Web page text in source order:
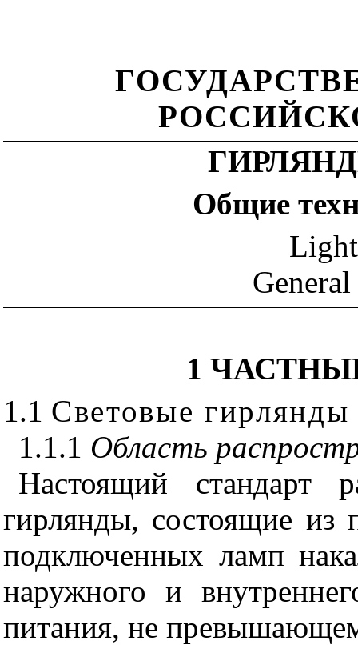
Общие
1
1.1 Световые гирлянды
1.1.1 Область
Настоящий стандарт
гирлянды, состоящие из
подключенных ламп
наружного и
питания, не